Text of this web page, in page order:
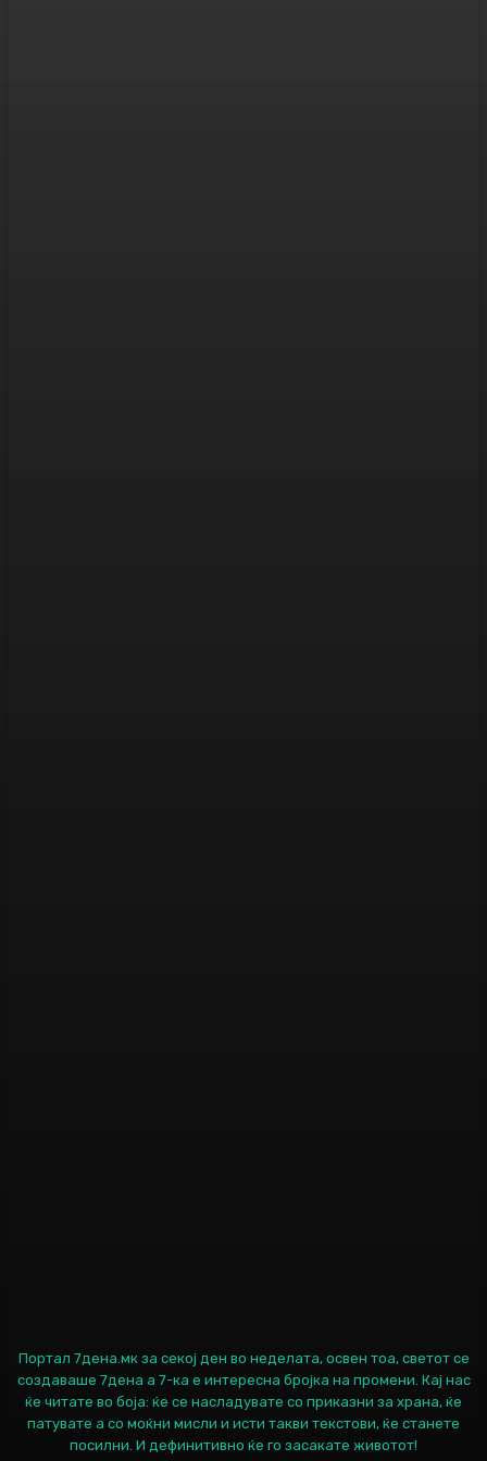
Портал 7дена.мк за секој ден во неделата, освен тоа, светот се
создаваше 7дена а 7-ка е интересна бројка на промени. Кај нас
ќе читате во боја: ќе се насладувате со приказни за храна, ќе
патувате а со моќни мисли и исти такви текстови, ќе станете
посилни. И дефинитивно ќе го засакате животот!